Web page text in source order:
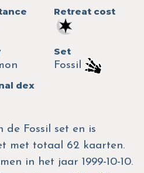
Retreat cost
Set
Fossil
dex
Fossil set en is
met totaal 62 kaarten.
in het jaar 1999-10-10.